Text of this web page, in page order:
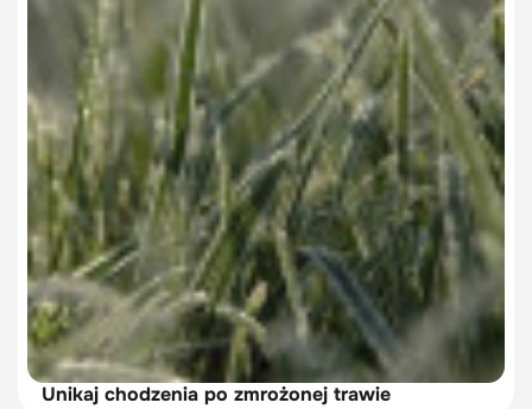
Unikaj chodzenia po zmrożonej trawie